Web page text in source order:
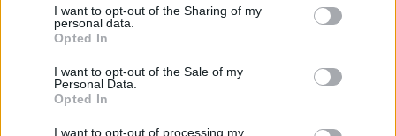
not limited to your visit or usage behaviour. You may click to
grant or deny consent to Google and its third-party tags to
use your data for below specified purposes in below Google
consent section.
I want to opt-out of the Sharing of my
personal data.
Opted In
I want to opt-out of the Sale of my
Personal Data.
Opted In
I want to opt-out of processing my
erőssége. Simicska is tudja, hogy Orbán
Viktor kivételes képességekkel és ma már
politikus, aki szinte minden helyzetet a
maga javára tud fordítani, ezért ha ártani
akar ne- ki, azt akkor tudja hatásosan